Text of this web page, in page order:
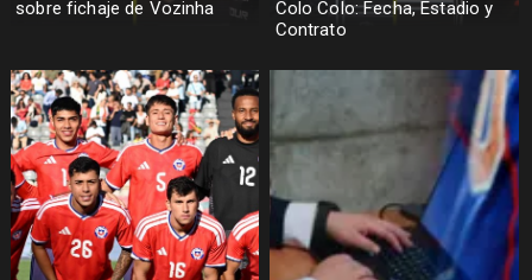
sobre fichaje de Vozinha
Colo Colo: Fecha, Estadio y
Contrato